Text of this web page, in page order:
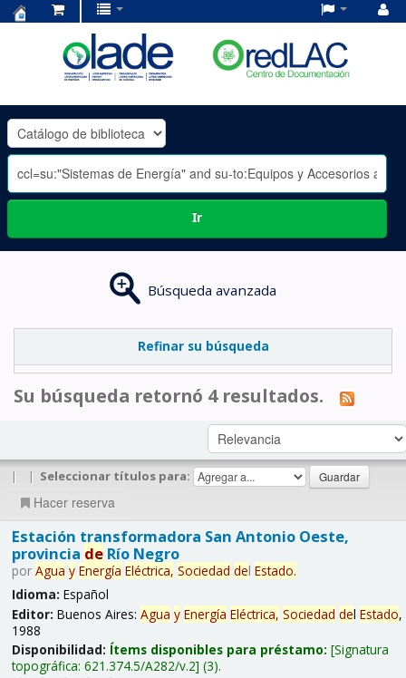
OLADE
-
Ir
Búsqueda avanzada
Refinar su búsqueda
Su búsqueda retornó 4 resultados.
| | Seleccionar títulos para:
Hacer reserva
Estación transformadora San Antonio Oeste,
provincia deRío Negro
por Agua y Energía Eléctrica, Sociedad del Estado.
Idioma: Español
Editor: Buenos Aires: Agua y Energía Eléctrica, Sociedad del Estado,
1988
Disponibilidad: Ítems disponibles para préstamo: Signatura
topográfica: 621.374.5/A282/v.2 (3).